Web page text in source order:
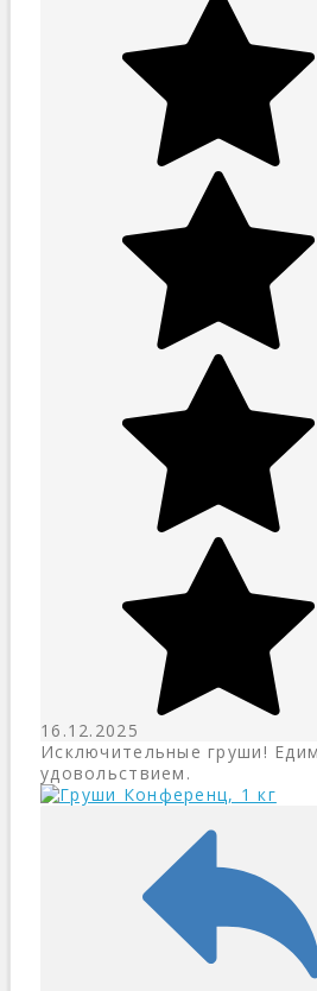
16.12.2025
Исключительные груши!
удовольствием.